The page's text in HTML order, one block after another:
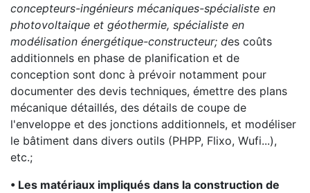
concepteurs-ingénieurs mécaniques-spécialiste en
photovoltaique et géothermie, spécialiste en
modélisation énergétique-constructeur; des coûts
additionnels en phase de planification et de
conception sont donc à prévoir notamment pour
documenter des devis techniques, émettre des plans
mécanique détaillés, des détails de coupe de
l'enveloppe et des jonctions additionnels, et modéliser
le bâtiment dans divers outils (PHPP, Flixo, Wufi...),
etc.;
• Les matériaux impliqués dans la construction de